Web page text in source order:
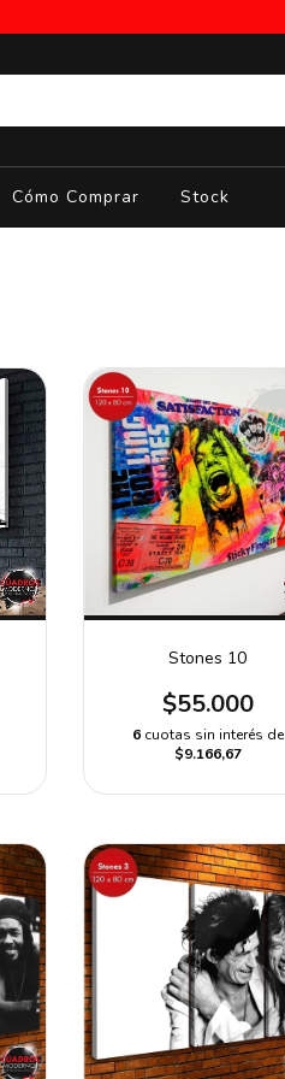
Cómo Comprar Stock
Stones 10
$55.000
6 cuotas sin interés de
$9.166,67